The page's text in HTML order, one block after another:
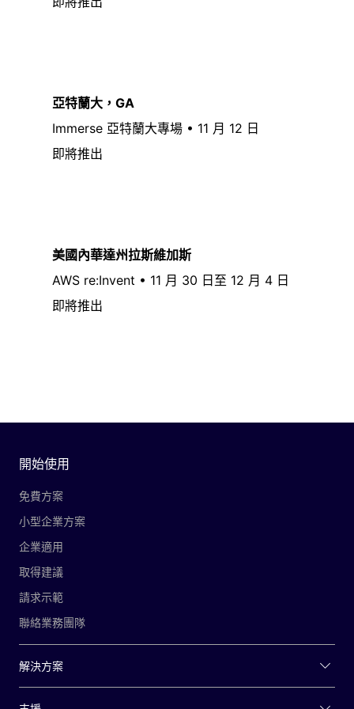
亞特蘭大，GA
Immerse 亞特蘭大專場 • 11 月 12 日
即將推出
美國內華達州拉斯維加斯
AWS re:Invent • 11 月 30 日至 12 月 4 日
即將推出
開始使用
免費方案
小型企業方案
企業適用
取得建議
請求示範
聯絡業務團隊
解決方案